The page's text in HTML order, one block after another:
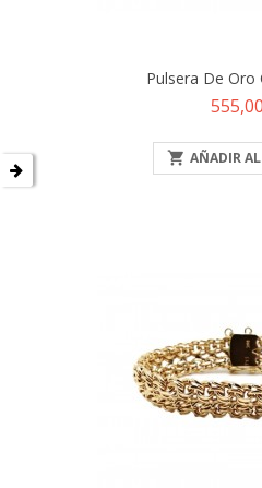
Pulsera De Oro
Precio
 AÑADIR